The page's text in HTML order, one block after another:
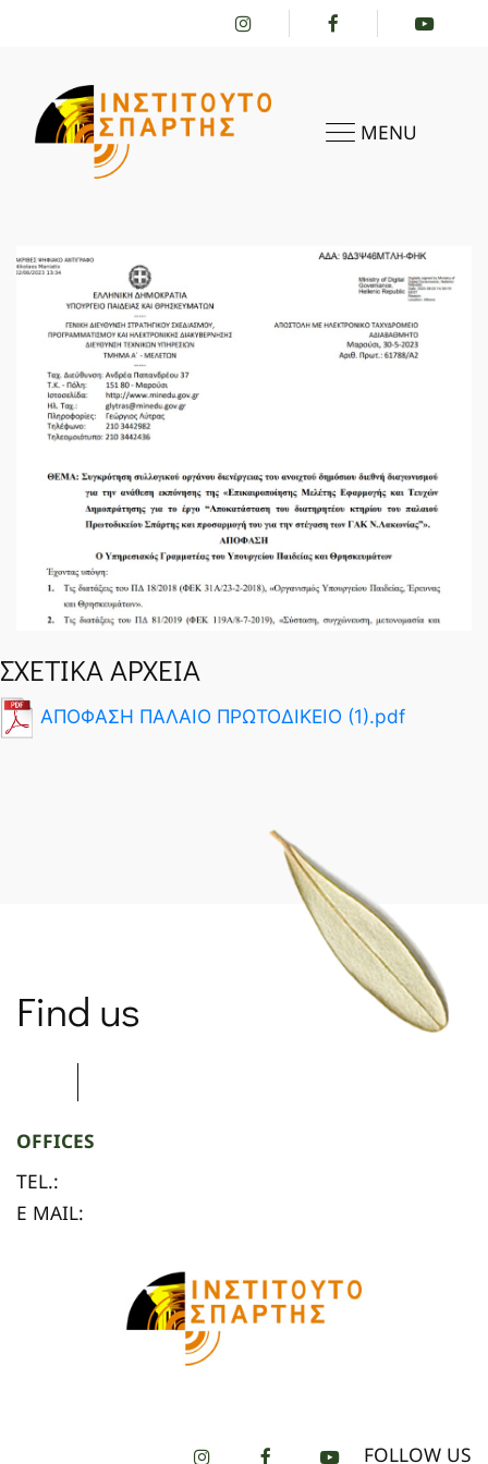
MENU
SPARTANET
ΣΧΕΤΙΚΑ ΑΡΧΕΙΑ
ΑΠΟΦΑΣΗ ΠΑΛΑΙΟ ΠΡΩΤΟΔΙΚΕΙΟ (1).pdf
Find us
OFFICES
TEL.:
E MAIL:
FOLLOW US